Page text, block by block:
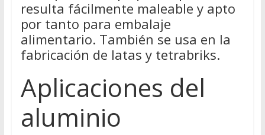
resulta fácilmente maleable y apto
por tanto para embalaje
alimentario. También se usa en la
fabricación de latas y tetrabriks.
Aplicaciones del
aluminio